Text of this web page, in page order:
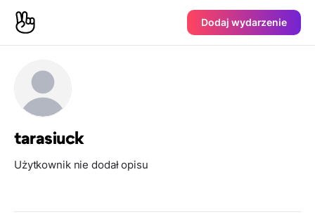
Dodaj wydarzenie
tarasiuck
Użytkownik nie dodał opisu